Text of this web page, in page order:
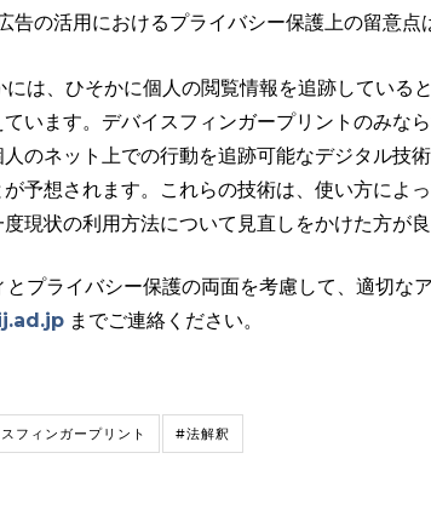
告の活用におけるプライバシー保護上の留意点
には、ひそかに個人の閲覧情報を追跡している
ています。デバイスフィンガープリントのみな
のネット上での行動を追跡可能なデジタル技
予想されます。これらの技術は、使い方によ
現状の利用方法について見直しをかけた方が良
とプライバシー保護の両面を考慮して、適切な
までご連絡ください。
フィンガープリント #法解釈